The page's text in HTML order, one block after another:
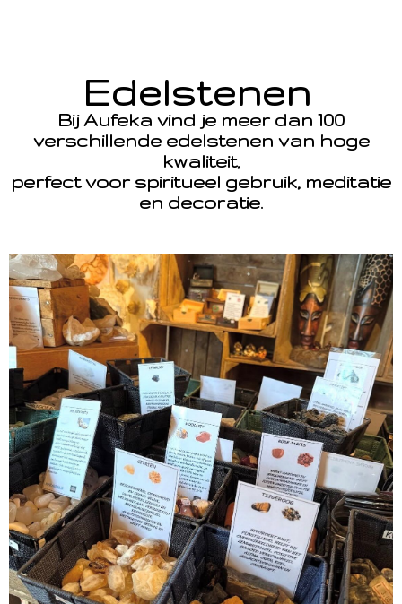
Edelstenen
Bij Aufeka vind je meer dan 100
verschillende edelstenen van hoge
kwaliteit,
perfect voor spiritueel gebruik, meditatie
en decoratie.